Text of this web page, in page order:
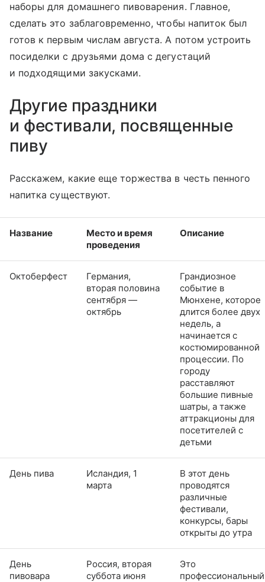
наборы для домашнего пивоварения. Главное,
сделать это заблаговременно, чтобы напиток был
готов к первым числам августа. А потом устроить
посиделки с друзьями дома с дегустаций
и подходящими закусками.
Другие праздники
и фестивали, посвященные
пиву
Расскажем, какие еще торжества в честь пенного
напитка существуют.
Название
Место и время
проведения
Описание
Октоберфест
Германия,
вторая половина
сентября —
октябрь
Грандиозное
событие в
Мюнхене, которое
длится более двух
недель, а
начинается с
костюмированной
процессии. По
городу
расставляют
большие пивные
шатры, а также
аттракционы для
посетителей с
детьми
День пива
Исландия, 1
марта
В этот день
проводятся
различные
фестивали,
конкурсы, бары
открыты до утра
День
пивовара
Россия, вторая
суббота июня
Это
профессиональный